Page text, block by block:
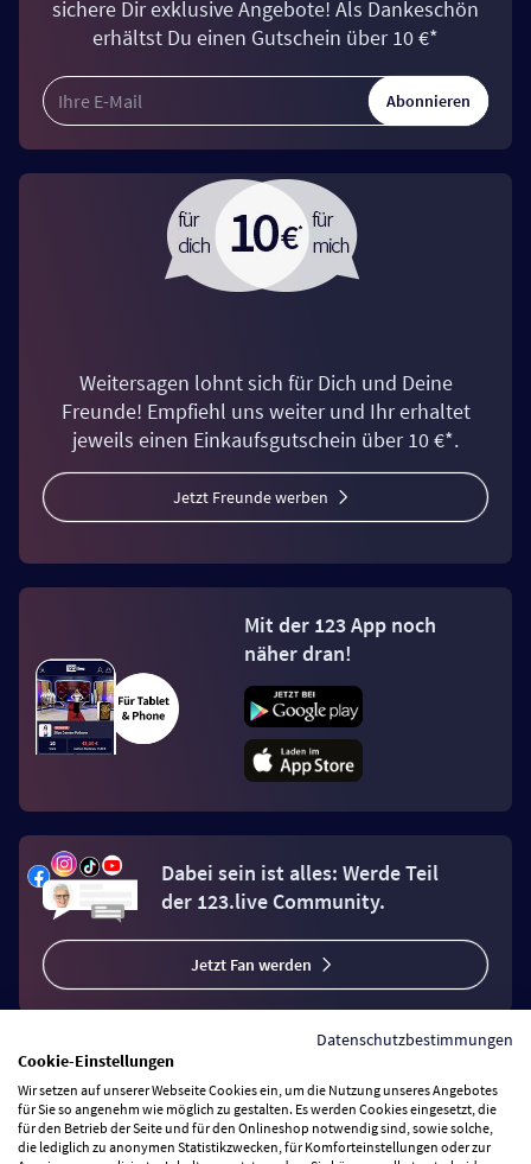
sichere Dir exklusive Angebote! Als Dankeschön
erhältst Du einen Gutschein über 10 €*
Abonnieren
Weitersagen lohnt sich für Dich und Deine
Freunde! Empfiehl uns weiter und Ihr erhaltet
jeweils einen Einkaufsgutschein über 10 €*.
Jetzt Freunde werben
Mit der 123 App noch
näher dran!
Dabei sein ist alles: Werde Teil
der 123.live Community.
Jetzt Fan werden
Vertrag widerrufen
Datenschutzbestimmungen
Cookie-Einstellungen
Wir setzen auf unserer Webseite Cookies ein, um die Nutzung unseres Angebotes
für Sie so angenehm wie möglich zu gestalten. Es werden Cookies eingesetzt, die
für den Betrieb der Seite und für den Onlineshop notwendig sind, sowie solche,
die lediglich zu anonymen Statistikzwecken, für Komforteinstellungen oder zur